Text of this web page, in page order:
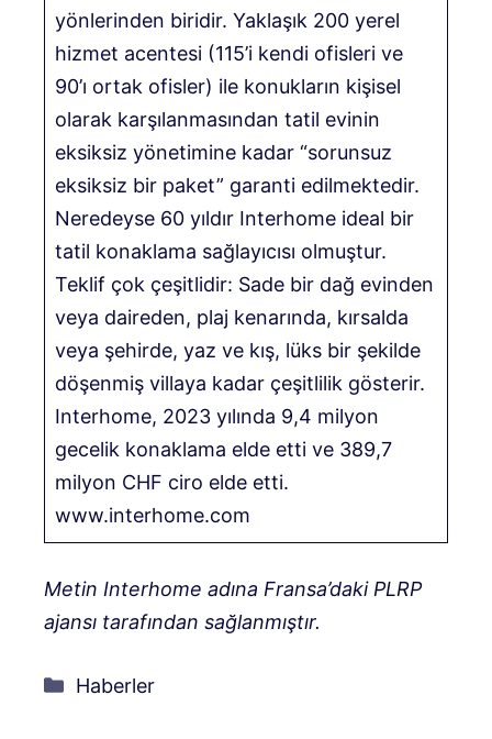
yönlerinden biridir. Yaklaşık 200 yerel
hizmet acentesi (115’i kendi ofisleri ve
90’ı ortak ofisler) ile konukların kişisel
olarak karşılanmasından tatil evinin
eksiksiz yönetimine kadar “sorunsuz
eksiksiz bir paket” garanti edilmektedir.
Neredeyse 60 yıldır Interhome ideal bir
tatil konaklama sağlayıcısı olmuştur.
Teklif çok çeşitlidir: Sade bir dağ evinden
veya daireden, plaj kenarında, kırsalda
veya şehirde, yaz ve kış, lüks bir şekilde
döşenmiş villaya kadar çeşitlilik gösterir.
Interhome, 2023 yılında 9,4 milyon
gecelik konaklama elde etti ve 389,7
milyon CHF ciro elde etti.
www.interhome.com
Metin Interhome adına Fransa’daki PLRP
ajansı tarafından sağlanmıştır.
Kategoriler
Haberler